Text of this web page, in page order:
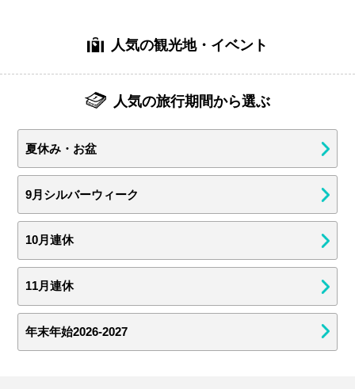
人気の観光地・イベント
人気の旅行期間から選ぶ
夏休み・お盆
9月シルバーウィーク
10月連休
11月連休
年末年始2026-2027